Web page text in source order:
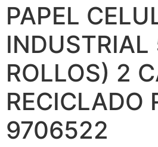
PAPEL
ROLLOS) 2
RECICLADO
9706522